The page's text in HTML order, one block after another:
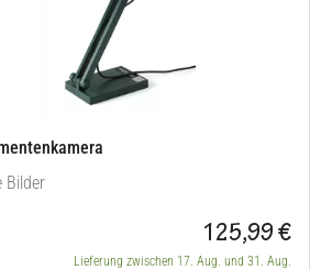
Bilder
125,99 €
Lieferung zwischen 17. Aug. und 31. Aug.